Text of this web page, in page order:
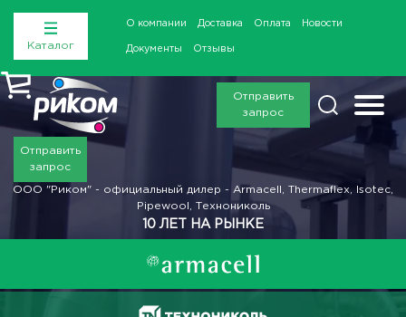
Каталог
О компании Доставка Оплата Новости
Документы Отзывы
Отправить
запрос
Отправить
запрос
ООО "Риком" - официальный дилер - Armacell, Thermaflex, Isotec,
Pipewool, Технониколь
10 ЛЕТ НА РЫНКЕ